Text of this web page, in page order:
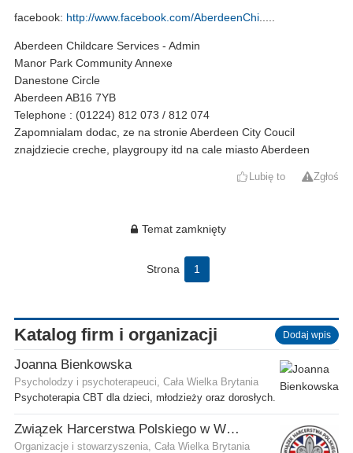
facebook: http://www.facebook.com/AberdeenChi
Aberdeen Childcare Services - Admin
Manor Park Community Annexe
Danestone Circle
Aberdeen AB16 7YB
Telephone : (01224) 812 073 / 812 074
Zapomnialam dodac, ze na stronie Aberdeen City Coucil
znajdziecie creche, playgroupy itd na cale miasto Aberdeen
Lubię to Zgłoś
Temat zamknięty
Strona 1
Katalog firm i organizacji Dodaj wpis
Joanna Bienkowska
Psycholodzy i psychoterapeuci, Cała Wielka Brytania
Psychoterapia CBT dla dzieci, młodzieży oraz dorosłych.
Związek Harcerstwa Polskiego w Wielkiej Brytanii
Organizacje i stowarzyszenia, Cała Wielka Brytania